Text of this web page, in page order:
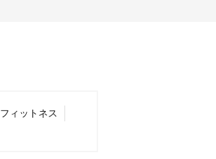
フィットネス